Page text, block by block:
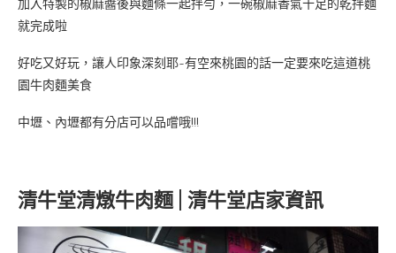
加入特製的椒麻醬後與麵條一起拌勻，一碗椒麻香氣十足的乾拌麵
就完成啦
好吃又好玩，讓人印象深刻耶~有空來桃園的話一定要來吃這道桃
園牛肉麵美食
中壢、內壢都有分店可以品嚐哦!!!
清牛堂清燉牛肉麵 | 清牛堂店家資訊